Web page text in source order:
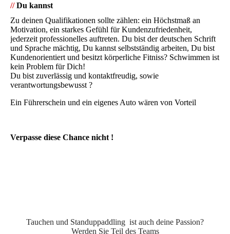
// Du kannst
Zu deinen Qualifikationen sollte zählen: ein Höchstmaß an
Motivation, ein starkes Gefühl für Kundenzufriedenheit,
jederzeit professionelles auftreten. Du bist der deutschen Schrift
und Sprache mächtig, Du kannst selbstständig arbeiten, Du bist
Kundenorientiert und besitzt körperliche Fitniss? Schwimmen ist
kein Problem für Dich!
Du bist zuverlässig und kontaktfreudig, sowie
verantwortungsbewusst ?
Ein Führerschein und ein eigenes Auto wären von Vorteil
Verpasse diese Chance nicht !
Tauchen und Standuppaddling ist auch deine Passion?
Werden Sie Teil des Teams